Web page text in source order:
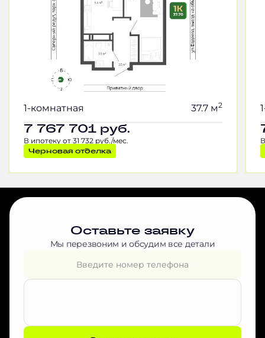
1-комнатная 37.7 м2
7 767 701 руб.
В ипотеку от 31 732 руб./мес.
Черновая отделка
Оставьте заявку
Мы перезвоним и обсудим все детали